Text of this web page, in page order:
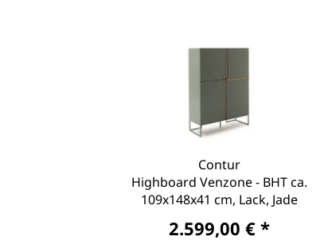
Contur
Highboard Venzone - BHT ca.
109x148x41 cm, Lack, Jade
2.599,00 € *